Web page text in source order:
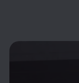
Enable fullscreen mode